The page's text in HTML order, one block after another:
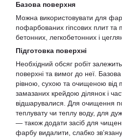
Базова поверхня
Можна використовувати для
пофарбованих гіпсових плит та
бетонних, легкобетонних і
Підготовка поверхні
Необхідний обсяг робіт
поверхні та вимог до неї.
рівною, сухою та очищеною від
замазаних крейдою ділянок і
відшарувалися. Для очищення
теплувату чи теплу воду, для
— також додати засіб для
фарбу видалити, слабко